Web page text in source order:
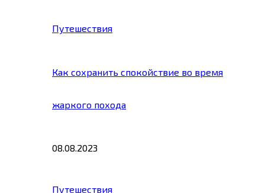
Путешествия
Как сохранить спокойствие во время
жаркого похода
08.08.2023
Путешествия